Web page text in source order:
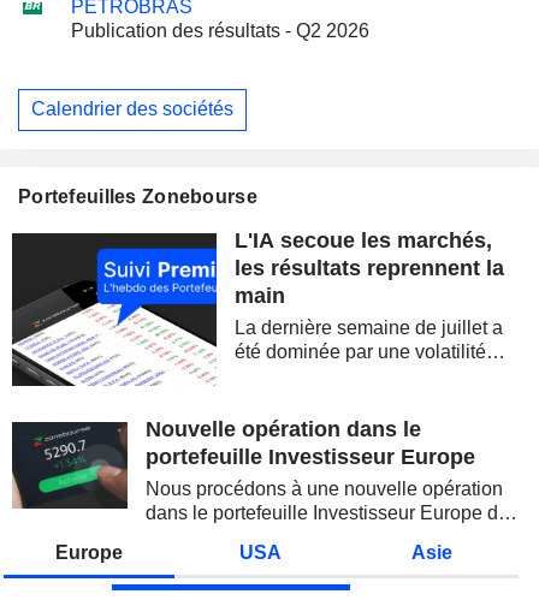
PETROBRAS
Publication des résultats - Q2 2026
Calendrier des sociétés
Portefeuilles Zonebourse
L'IA secoue les marchés,
les résultats reprennent la
main
La dernière semaine de juillet a
été dominée par une volatilité
semi-conducteurs. Les
inquiétudes sur la soutenabilité
Nouvelle opération dans le
portefeuille Investisseur Europe
Nous procédons à une nouvelle opération
dans le portefeuille Investisseur Europe de
Europe USA Asie